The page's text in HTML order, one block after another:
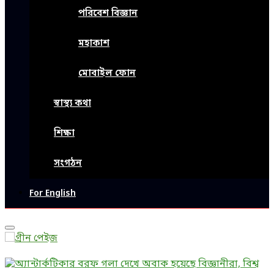
পরিবেশ বিজ্ঞান
মহাকাশ
মোবাইল ফোন
স্বাস্থ্য কথা
শিক্ষা
সংগঠন
For English
Primary
Menu